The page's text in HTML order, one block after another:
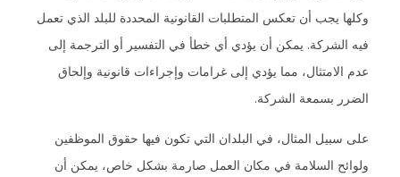
وكلها يجب أن تعكس المتطلبات القانونية المحددة للبلد الذي تعمل
فيه الشركة. يمكن أن يؤدي أي خطأ في التفسير أو الترجمة إلى
عدم الامتثال، مما يؤدي إلى غرامات وإجراءات قانونية وإلحاق
الضرر بسمعة الشركة.
على سبيل المثال، في البلدان التي تكون فيها حقوق الموظفين
ولوائح السلامة في مكان العمل صارمة بشكل خاص، يمكن أن